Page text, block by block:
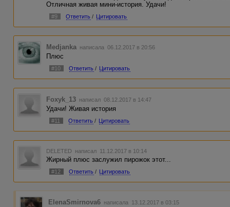
Отличная живая мини-история. Удачи!
#9 Ответить / Цитировать
Medjanka написала 06.12.2017 в 20:56
Плюс
#10 Ответить / Цитировать
Foxyk_13 написал 08.12.2017 в 14:47
Удачи! Живая история
#11 Ответить / Цитировать
DELETED написал 11.12.2017 в 10:14
Жирный плюс заслужил пирожок этот...
#12 Ответить / Цитировать
ElenaSmirnova6 написала 13.12.2017 в 03:15